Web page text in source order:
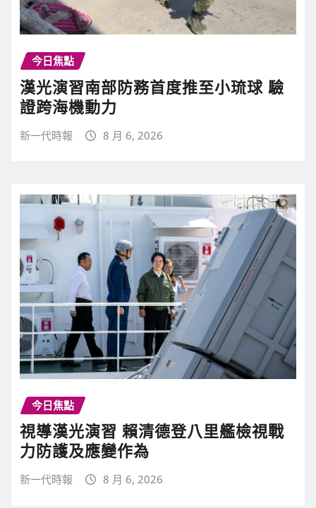
今日焦點
漢光演習南部防務首度推至小琉球 驗
證跨海機動力
新一代時報 8 月 6, 2026
今日焦點
視導漢光演習 賴清德登八里艦檢視戰
力防護及應變作為
新一代時報 8 月 6, 2026